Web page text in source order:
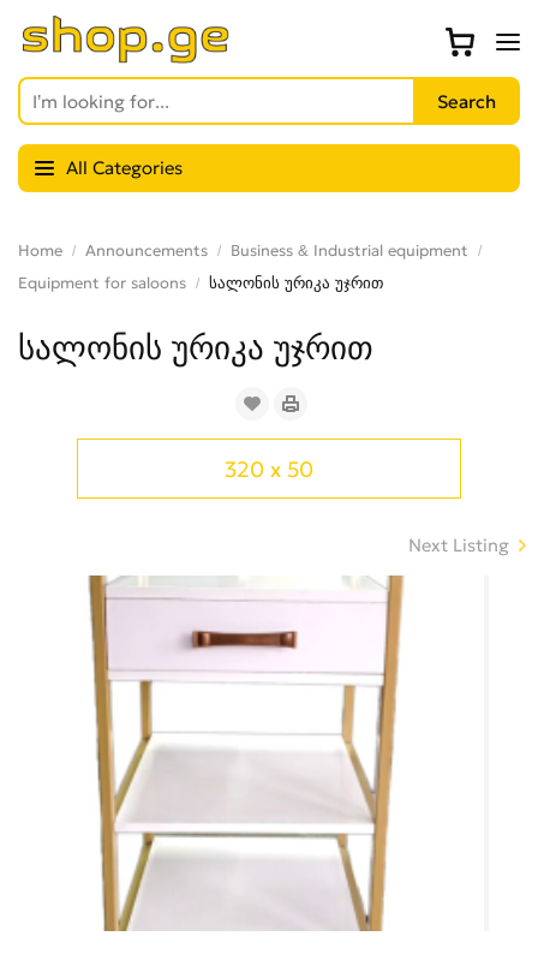
All Categories
Home Announcements
Business & Industrial equipment
Equipment for saloons
სალონის ურიკა უჯრით
სალონის ურიკა უჯრით
320 x 50
Next Listing